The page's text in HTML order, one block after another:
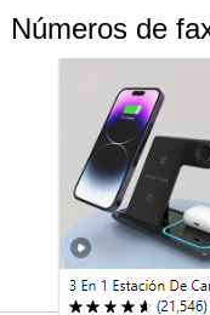
Números de